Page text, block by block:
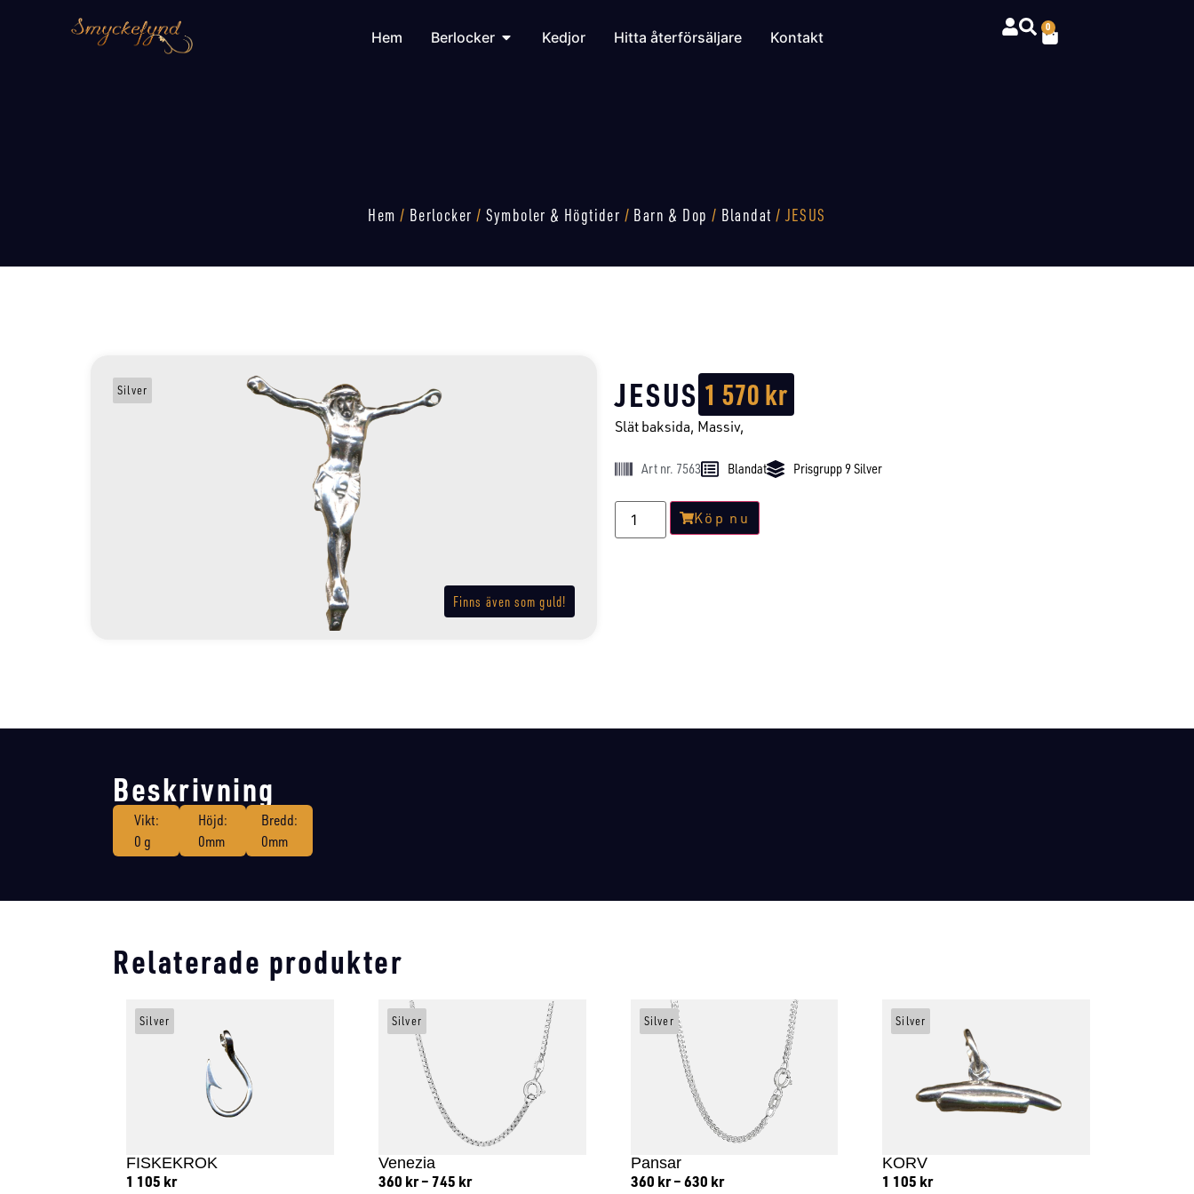
Hem Berlocker Kedjor Hitta återförsäljare Kontakt
0
Hem / Berlocker / Symboler & Högtider / Barn & Dop / Blandat / JESUS
Finns även som guld!
Silver JESUS 1 570kr
Slät baksida, Massiv,
Art nr. 7563 Blandat Prisgrupp 9 Silver
Köp nu
Beskrivning
Vikt:
0 g
Höjd:
0mm
Bredd:
0mm
Relaterade produkter
FISKEKROK
1 105 kr
Silver
Venezia
360 kr –745 kr
Silver
Pansar
360 kr –630 kr
Silver
KORV
1 105 kr
Silver